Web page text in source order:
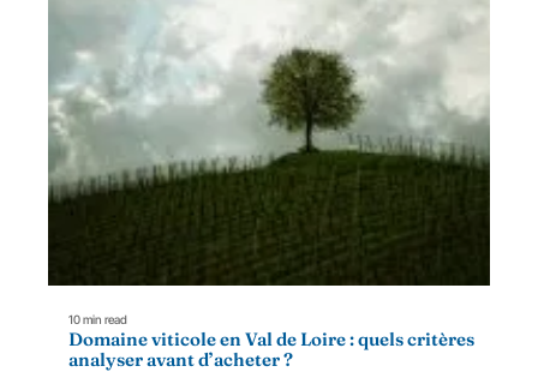
10 min read
Domaine viticole en Val de Loire : quels critères
analyser avant d’acheter ?